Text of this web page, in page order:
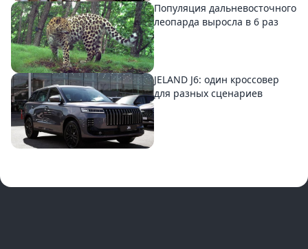
Популяция дальневосточного
леопарда выросла в 6 раз
JELAND J6: один кроссовер
для разных сценариев